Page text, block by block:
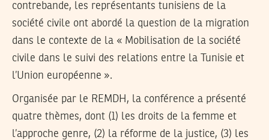
contrebande, les représentants tunisiens de la
société civile ont abordé la question de la migration
dans le contexte de la « Mobilisation de la société
civile dans le suivi des relations entre la Tunisie et
l’Union européenne ».
Organisée par le REMDH, la conférence a présenté
quatre thèmes, dont (1) les droits de la femme et
l’approche genre, (2) la réforme de la justice, (3) les